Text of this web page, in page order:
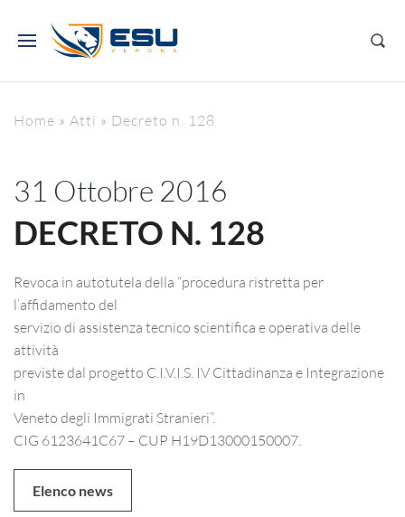
Home » Atti » Decreto n. 128
31 Ottobre 2016
DECRETO N. 128
Revoca in autotutela della “procedura ristretta per
l’affidamento del
servizio di assistenza tecnico scientifica e operativa delle
attività
previste dal progetto C.I.V.I.S. IV Cittadinanza e Integrazione
in
Veneto degli Immigrati Stranieri”.
CIG 6123641C67 – CUP H19D13000150007.
Elenco news